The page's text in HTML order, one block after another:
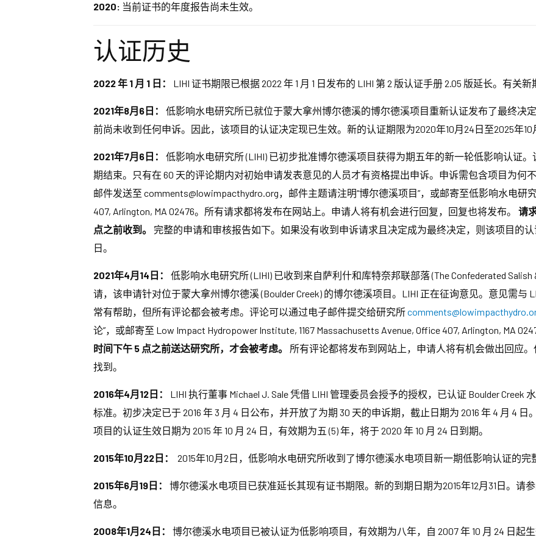
2020: 当前证书的年度报告尚未生效。
认证历史
2022 年 1 月 1 日： LIHI 证书期限已根据 2022 年 1 月 1 日发布的 LIHI 第 2 版认证手册 2.05 版延长。有关
2021年8月6日：
低影响水电研究所已就位于蒙大拿州博尔德溪的博尔德溪项目重新认证发布了最终决
前尚未收到任何申诉。因此，该项目的认证决定现已生效。新的认证期限为2020年10月24日至2025年10
2021年7月6日： 低影响水电研究所 (LIHI) 已初步批准博尔德溪项目获得为期五年的新一轮低影响认证
期结束。只有在 60 天的评论期内对初始申请发表意见的人员才有资格提出申诉。申诉需包含项目为何
邮件发送至 comments@lowimpacthydro.org，邮件主题请注明“博尔德溪项目”，或邮寄至低影响水电研
407, Arlington, MA 02476。所有请求都将发布在网站上。申请人将有机会进行回复，回复也将发布。 请
点之前收到。
完整的申请和审核报告如下。如果没有收到申诉请求且决定成为最终决定，则该项目的认
日。
2021年4月14日：
低影响水电研究所 (LIHI) 已收到来自萨利什和库特奈邦联部落 (The Confederated
请，该申请针对位于蒙大拿州博尔德溪 (Boulder Creek) 的博尔德溪项目。LIHI 正在征询意见。意见需与
常有帮助，但所有评论都会被考虑。评论可以通过电子邮件提交给研究所
论”，或邮寄至 Low Impact Hydropower Institute, 1167 Massachusetts Avenue, Office 407, Arlington, MA
时间下午 5 点之前送达研究所，才会被考虑。
所有评论都将发布到网站上，申请人将有机会做出回应
找到。
2016年4月12日：
LIHI 执行董事 Michael J. Sale 凭借 LIHI 管理委员会授予的授权，已认证 Boulder Creek
标准。初步决定已于 2016 年 3 月 4 日公布，并开放了为期 30 天的申诉期，截止日期为 2016 年 4 月 4
项目的认证生效日期为 2015 年 10 月 24 日，有效期为五 (5) 年，将于 2020 年 10 月 24 日到期。
2015年10月22日： 2015年10月2日，低影响水电研究所收到了博尔德溪水电项目新一期低影响认证的完
2015年6月19日：
博尔德溪水电项目已获准延长其现有证书期限。新的到期日期为2015年12月31日。请
信息。
2008年1月24日： 博尔德溪水电项目已被认证为低影响项目，有效期为八年，自 2007 年 10 月 24 日起生